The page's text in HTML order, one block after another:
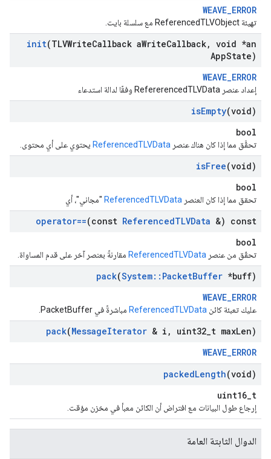
WEAVE_ERROR
تهيئة ReferencedTLVObject مع سلسلة بايت.
init(TLVWriteCallback aWriteCallback, void *an
AppState)
WEAVE_ERROR
إعداد عنصر RefererencedTLVData وفقًا لدالة استدعاء
isEmpty(void)
bool
تحقَّق مما إذا كان هناك عنصر ReferencedTLVData يحتوي على أي محتوى.
isFree(void)
bool
تحقق مما إذا كان العنصر ReferencedTLVData "مجاني"، أي
operator==(const ReferencedTLVData &) const
bool
تحقّق من عنصر ReferencedTLVData مقارنةً بعنصر آخر على قدم المساواة.
pack(System:: PacketBuffer *buff)
WEAVE_ERROR
عليك تعبئة كائن ReferencedTLVData مباشرةً في PacketBuffer.
pack(MessageIterator & i , uint32 t maxLen)
WEAVE_ERROR
packedLength(void)
uint16_t
إرجاع طول البيانات مع افتراض أن الكائن معبأ في مخزن مؤقت.
الدوال الثابتة العامة